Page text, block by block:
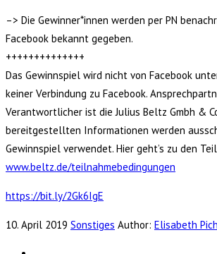
–> Die Gewinner*innen werden per PN
Facebook bekannt gegeben.
++++++++++++++
Das Gewinnspiel wird nicht von Facebook
keiner Verbindung zu Facebook.
Verantwortlicher ist die Julius Beltz Gmbh &
bereitgestellten Informationen werden
Gewinnspiel verwendet. Hier geht’s zu den
www.beltz.de/teilnahmebedingungen
https://bit.ly/2Gk6IgE
10. April 2019 Sonstiges Author: Elisabeth